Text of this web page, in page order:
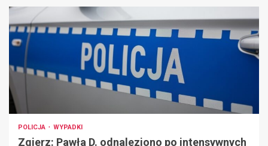
POLICJA WYPADKI
Zgierz: Pawła D. odnaleziono po intensywnych